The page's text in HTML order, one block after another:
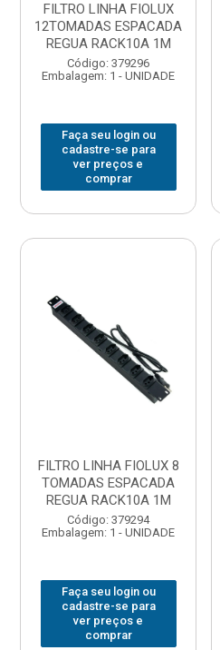
FILTRO LINHA FIOLUX
12TOMADAS ESPACADA
REGUA RACK10A 1M
Código: 379296
Embalagem: 1 - UNIDADE
Faça seu login ou
cadastre-se para
ver preços e
comprar
FILTRO LINHA FIOLUX 8
TOMADAS ESPACADA
REGUA RACK10A 1M
Código: 379294
Embalagem: 1 - UNIDADE
Faça seu login ou
cadastre-se para
ver preços e
comprar